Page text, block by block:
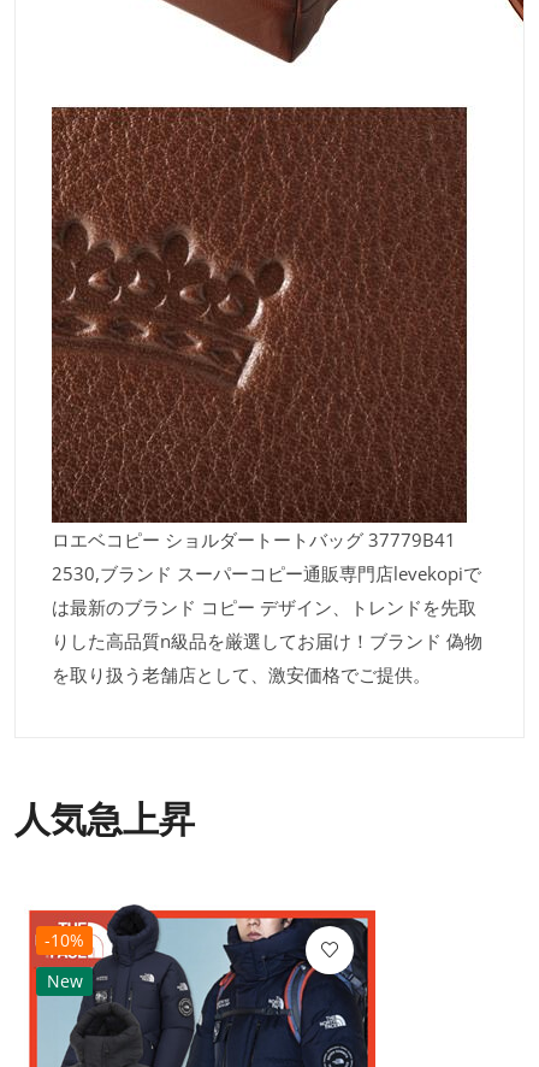
ロエベコピー ショルダートートバッグ 37779B41
2530,ブランド スーパーコピー通販専門店levekopiで
は最新のブランド コピー デザイン、トレンドを先取
りした高品質n級品を厳選してお届け！ブランド 偽物
を取り扱う老舗店として、激安価格でご提供。
人気急上昇
-10%
New